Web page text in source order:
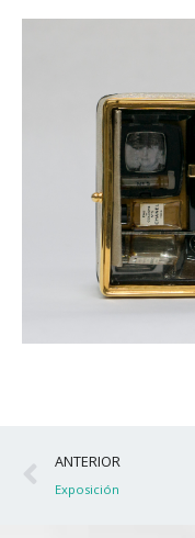
Ant
ANTERIOR
Exposición